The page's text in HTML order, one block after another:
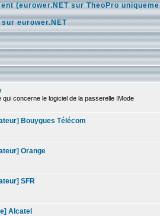
(eurower.NET sur TheoPro
eurower.NET
qui concerne le logiciel de la passerelle IMode
Bouygues Télécom
Orange
SFR
Alcatel